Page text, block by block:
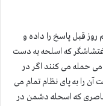
روز قبل پاسخ را داده و
که اسلحه به دست
حمله می کنند اگر در
را به پای نظام تمام می
که اسحله دشمن در